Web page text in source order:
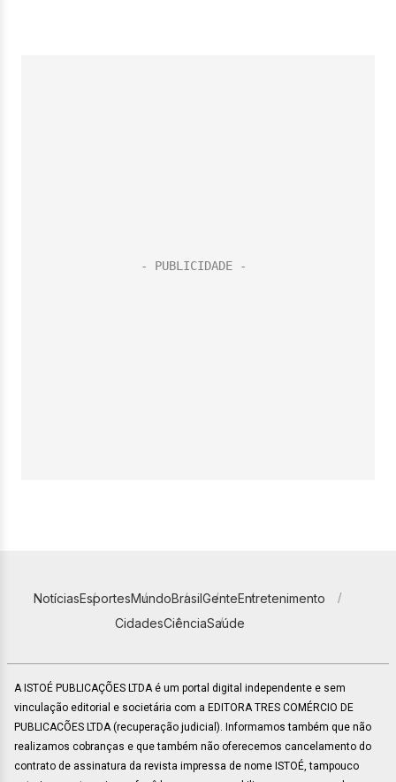
NotíciasEsportesMundoBrasilGenteEntretenimento
CidadesCiênciaSaúde
A ISTOÉ PUBLICAÇÕES LTDA é um portal digital independente e sem
vinculação editorial e societária com a EDITORA TRES COMÉRCIO DE
PUBLICACÕES LTDA (recuperação judicial). Informamos também que não
realizamos cobranças e que também não oferecemos cancelamento do
contrato de assinatura da revista impressa de nome ISTOÉ, tampouco